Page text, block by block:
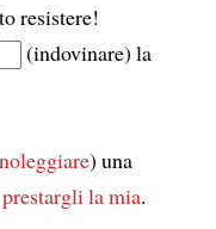
resistere!
(indovinare) la
) una
la mia.